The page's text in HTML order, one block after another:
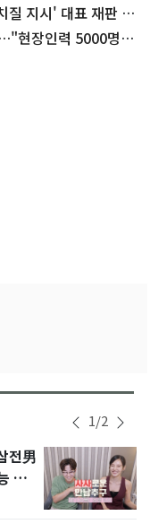
지시' 대표 재판 본
현장인력 5000명
1/2
전男
화